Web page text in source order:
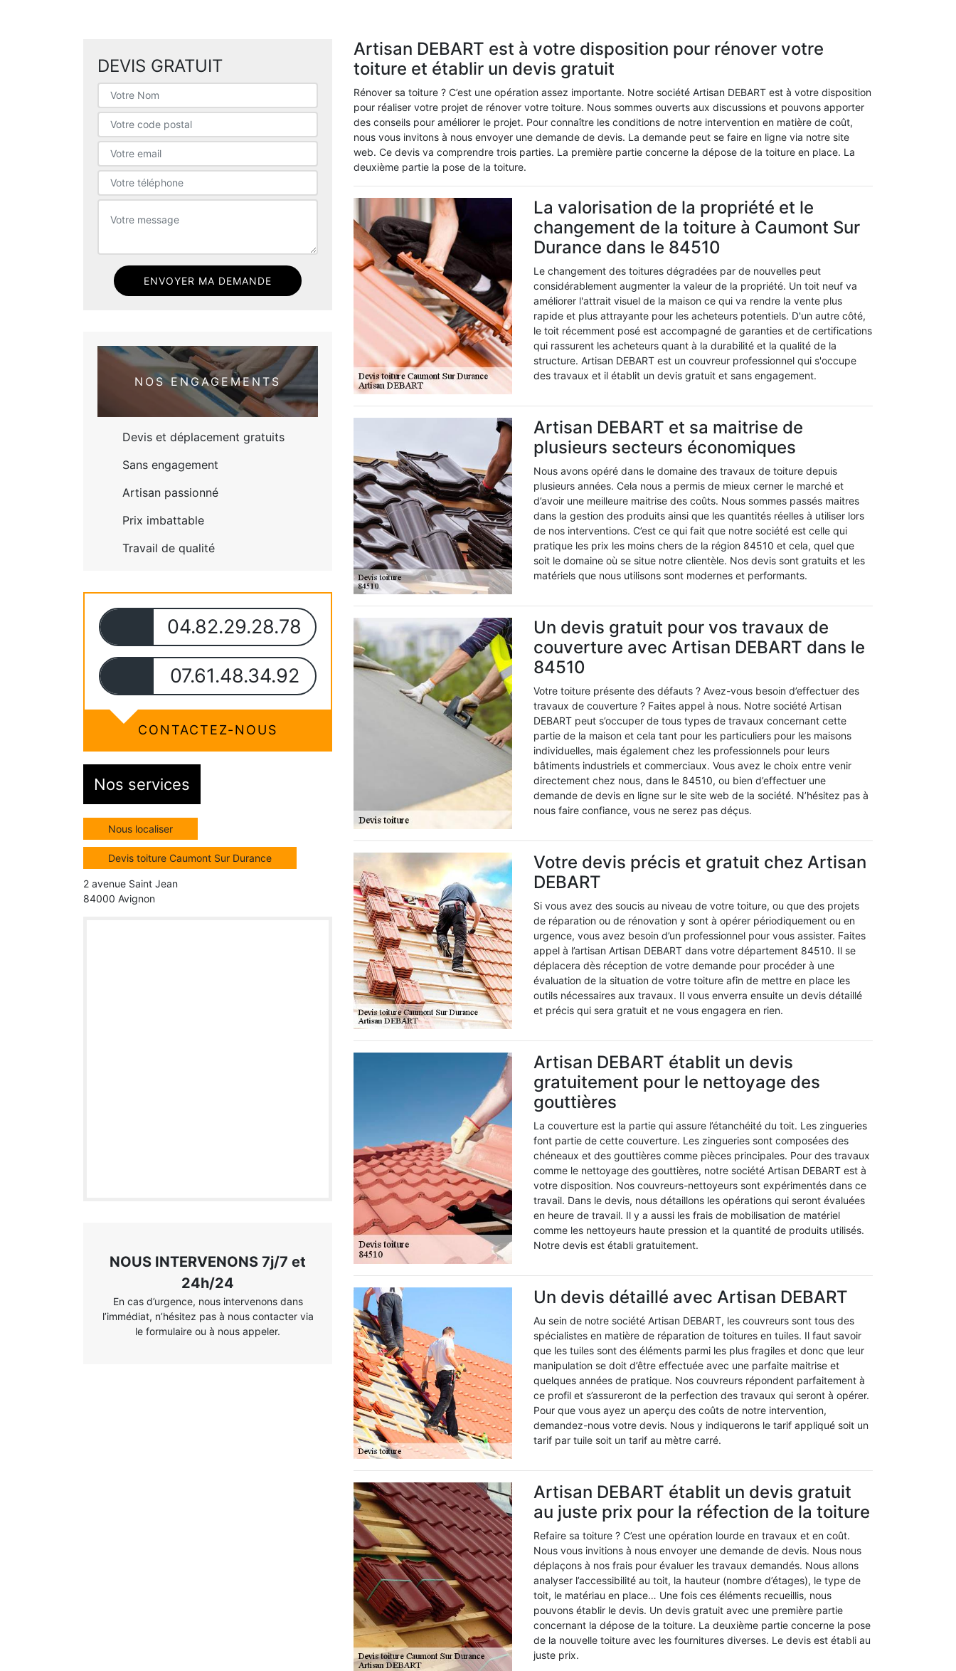
DEVIS GRATUIT
NOS ENGAGEMENTS
Devis et déplacement gratuits
Sans engagement
Artisan passionné
Prix imbattable
Travail de qualité
04.82.29.28.78
07.61.48.34.92
CONTACTEZ-NOUS
Nos services
Nous localiser
Devis toiture Caumont Sur Durance
2 avenue Saint Jean
84000 Avignon
NOUS INTERVENONS 7j/7 et
24h/24
En cas d’urgence, nous intervenons dans
l’immédiat, n’hésitez pas à nous contacter via
le formulaire ou à nous appeler.
Artisan DEBART est à votre disposition pour rénover votre
toiture et établir un devis gratuit
Rénover sa toiture ? C’est une opération assez importante. Notre société Artisan DEBART est à votre disposition
pour réaliser votre projet de rénover votre toiture. Nous sommes ouverts aux discussions et pouvons apporter
des conseils pour améliorer le projet. Pour connaître les conditions de notre intervention en matière de coût,
nous vous invitons à nous envoyer une demande de devis. La demande peut se faire en ligne via notre site
web. Ce devis va comprendre trois parties. La première partie concerne la dépose de la toiture en place. La
deuxième partie la pose de la toiture.
La valorisation de la propriété et le
changement de la toiture à Caumont Sur
Durance dans le 84510
Le changement des toitures dégradées par de nouvelles peut
considérablement augmenter la valeur de la propriété. Un toit neuf va
améliorer l'attrait visuel de la maison ce qui va rendre la vente plus
rapide et plus attrayante pour les acheteurs potentiels. D'un autre côté,
le toit récemment posé est accompagné de garanties et de certifications
qui rassurent les acheteurs quant à la durabilité et la qualité de la
structure. Artisan DEBART est un couvreur professionnel qui s'occupe
des travaux et il établit un devis gratuit et sans engagement.
Artisan DEBART et sa maitrise de
plusieurs secteurs économiques
Nous avons opéré dans le domaine des travaux de toiture depuis
plusieurs années. Cela nous a permis de mieux cerner le marché et
d’avoir une meilleure maitrise des coûts. Nous sommes passés maitres
dans la gestion des produits ainsi que les quantités réelles à utiliser lors
de nos interventions. C’est ce qui fait que notre société est celle qui
pratique les prix les moins chers de la région 84510 et cela, quel que
soit le domaine où se situe notre clientèle. Nos devis sont gratuits et les
matériels que nous utilisons sont modernes et performants.
Un devis gratuit pour vos travaux de
couverture avec Artisan DEBART dans le
84510
Votre toiture présente des défauts ? Avez-vous besoin d’effectuer des
travaux de couverture ? Faites appel à nous. Notre société Artisan
DEBART peut s’occuper de tous types de travaux concernant cette
partie de la maison et cela tant pour les particuliers pour les maisons
individuelles, mais également chez les professionnels pour leurs
bâtiments industriels et commerciaux. Vous avez le choix entre venir
directement chez nous, dans le 84510, ou bien d’effectuer une
demande de devis en ligne sur le site web de la société. N’hésitez pas à
nous faire confiance, vous ne serez pas déçus.
Votre devis précis et gratuit chez Artisan
DEBART
Si vous avez des soucis au niveau de votre toiture, ou que des projets
de réparation ou de rénovation y sont à opérer périodiquement ou en
urgence, vous avez besoin d’un professionnel pour vous assister. Faites
appel à l’artisan Artisan DEBART dans votre département 84510. Il se
déplacera dès réception de votre demande pour procéder à une
évaluation de la situation de votre toiture afin de mettre en place les
outils nécessaires aux travaux. Il vous enverra ensuite un devis détaillé
et précis qui sera gratuit et ne vous engagera en rien.
Artisan DEBART établit un devis
gratuitement pour le nettoyage des
gouttières
La couverture est la partie qui assure l’étanchéité du toit. Les zingueries
font partie de cette couverture. Les zingueries sont composées des
chéneaux et des gouttières comme pièces principales. Pour des travaux
comme le nettoyage des gouttières, notre société Artisan DEBART est à
votre disposition. Nos couvreurs-nettoyeurs sont expérimentés dans ce
travail. Dans le devis, nous détaillons les opérations qui seront évaluées
en heure de travail. Il y a aussi les frais de mobilisation de matériel
comme les nettoyeurs haute pression et la quantité de produits utilisés.
Notre devis est établi gratuitement.
Un devis détaillé avec Artisan DEBART
Au sein de notre société Artisan DEBART, les couvreurs sont tous des
spécialistes en matière de réparation de toitures en tuiles. Il faut savoir
que les tuiles sont des éléments parmi les plus fragiles et donc que leur
manipulation se doit d’être effectuée avec une parfaite maitrise et
quelques années de pratique. Nos couvreurs répondent parfaitement à
ce profil et s’assureront de la perfection des travaux qui seront à opérer.
Pour que vous ayez un aperçu des coûts de notre intervention,
demandez-nous votre devis. Nous y indiquerons le tarif appliqué soit un
tarif par tuile soit un tarif au mètre carré.
Artisan DEBART établit un devis gratuit
au juste prix pour la réfection de la toiture
Refaire sa toiture ? C’est une opération lourde en travaux et en coût.
Nous vous invitions à nous envoyer une demande de devis. Nous nous
déplaçons à nos frais pour évaluer les travaux demandés. Nous allons
analyser l’accessibilité au toit, la hauteur (nombre d’étages), le type de
toit, le matériau en place… Une fois ces éléments recueillis, nous
pouvons établir le devis. Un devis gratuit avec une première partie
concernant la dépose de la toiture. La deuxième partie concerne la pose
de la nouvelle toiture avec les fournitures diverses. Le devis est établi au
juste prix.